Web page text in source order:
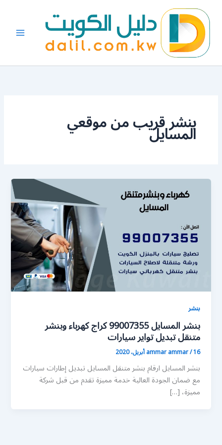
المحتوى
بنشر قريب من موقعي
المسايل
بنشر
بنشر المسايل 99007355 كراج كهرباء وبنشر
متنقل تبديل تواير سيارات
ammar ammar/16 أبريل، 2020
بنشر المسايل ارقام بنشر متنقل المسايل تبديل إطارات سيارات
مع ضمان الجودة العالية خدمة مميزة تقدم من قبل شركة
مميزة، […]